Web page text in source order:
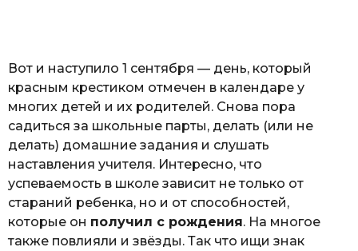
р
к
л
ю
к
Вот и наступило 1 сентября — день, который
красным крестиком отмечен в календаре у
многих детей и их родителей. Снова пора
садиться за школьные парты, делать (или не
делать) домашние задания и слушать
наставления учителя. Интересно, что
успеваемость в школе зависит не только от
стараний ребенка, но и от способностей,
которые он получил с рождения. На многое
также повлияли и звёзды. Так что ищи знак